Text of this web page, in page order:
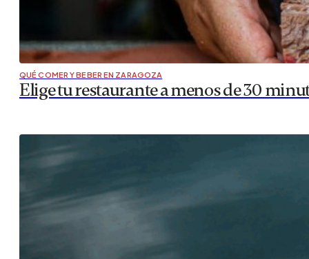
QUÉ COMER Y BEBER EN ZARAGOZA
Elige tu restaurante a menos de 30